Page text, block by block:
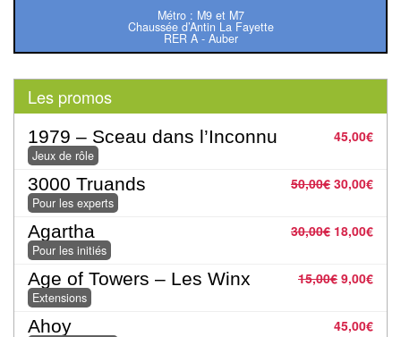
Classiques
Pour
les
enfants
Pour
la
famille
Pour
les
initiés
Métro : M9 et M7
Chaussée d’Antin La Fayette
RER A - Auber
Les promos
45,00€
1979 – Sceau dans l’Inconnu
Jeux de rôle
50,00€ 30,00€
3000 Truands
Pour les experts
30,00€ 18,00€
Agartha
Pour les initiés
15,00€ 9,00€
Age of Towers – Les Winx
Extensions
45,00€
Ahoy